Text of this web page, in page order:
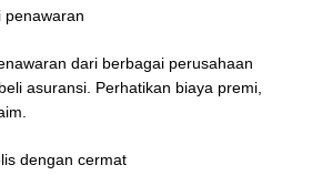
penawaran
dari berbagai perusahaan
asuransi. Perhatikan biaya premi,
dengan cermat